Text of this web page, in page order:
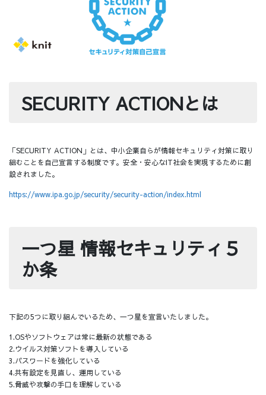
SECURITY ACTIONとは
「SECURITY ACTION」とは、中小企業自らが情報セキュリティ対策に取り
組むことを自己宣言する制度です。安全・安心なIT社会を実現するために創
設されました。
https://www.ipa.go.jp/security/security-action/index.html
一つ星 情報セキュリティ５
か条
下記の5つに取り組んでいるため、一つ星を宣言いたしました。
1.OSやソフトウェアは常に最新の状態である
2.ウイルス対策ソフトを導入している
3.パスワードを強化している
4.共有設定を見直し、運用している
5.脅威や攻撃の手口を理解している